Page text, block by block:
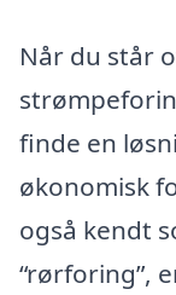
Når du står
finde en
økonomisk
også kendt
“rørforing”,